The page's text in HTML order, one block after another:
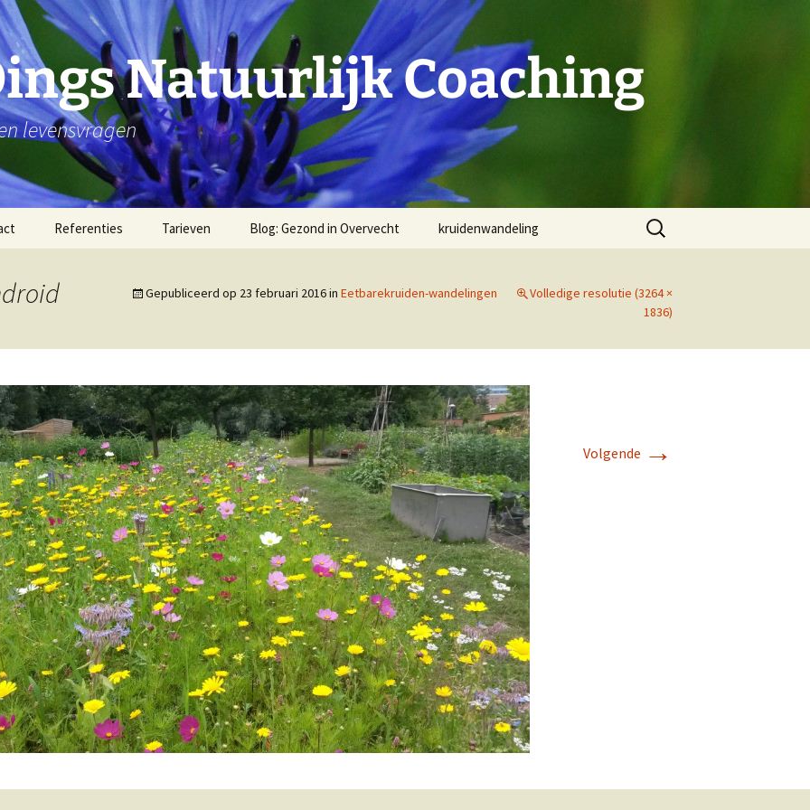
Natuurlijk Coaching
levensvragen
Referenties Tarieven Blog: Gezond in Overvecht
Stilte en rust
Dankbaar zijn voor je
lichaam
kruidenwandeling
Zoeken
naar:
Gepubliceerd op 23 februari 2016in Eetbarekruiden-wandelingen
Volledige resolutie (3264 ×
1836)
Volgende →